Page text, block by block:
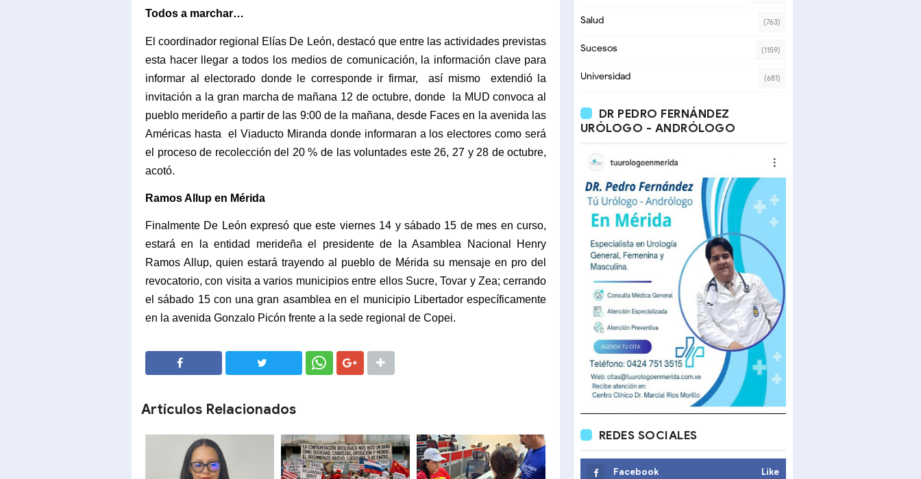
Todos a marchar…
El coordinador regional Elías De León, destacó que entre las actividades previstas
esta hacer llegar a todos los medios de comunicación, la información clave para
informar al electorado donde le corresponde ir firmar, así mismo
extendió la
invitación a la gran marcha de mañana 12 de octubre, donde la MUD convoca al
pueblo merideño a partir de las 9:00 de la mañana, desde Faces en la avenida las
Américas hasta el Viaducto Miranda donde informaran a los electores como será
el proceso de recolección del 20 % de las voluntades este 26, 27 y 28 de octubre,
acotó.
Ramos Allup en Mérida
Finalmente De León expresó que este viernes 14 y sábado 15 de mes en curso,
estará en la entidad merideña el presidente de la Asamblea Nacional Henry
Ramos Allup, quien estará trayendo al pueblo de Mérida su mensaje en pro del
revocatorio, con visita a varios municipios entre ellos Sucre, Tovar y Zea; cerrando
el sábado 15 con una gran asamblea en el municipio Libertador específicamente
en la avenida Gonzalo Picón frente a la sede regional de Copei.
Artículos Relacionados
Salud (763)
Sucesos (1159)
Universidad (681)
DR PEDRO FERNÁNDEZ
URÓLOGO - ANDRÓLOGO
REDES SOCIALES
Facebook Like